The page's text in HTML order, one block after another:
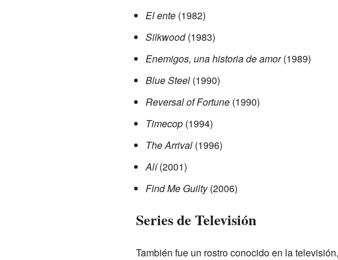
El ente(1982)
Silkwood(1983)
Enemigos, una historia de amor(1989)
Blue Steel(1990)
Reversal of Fortune(1990)
Timecop(1994)
The Arrival(1996)
Alí(2001)
Find Me Guilty(2006)
Series de Televisión
También fue un rostro conocido en la